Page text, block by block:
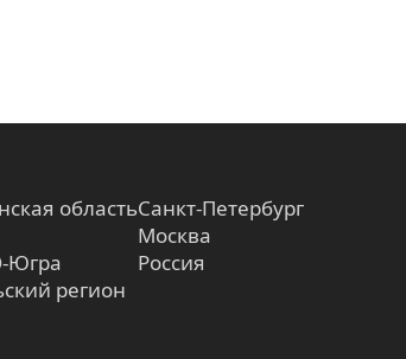
область
Югра
регион
Санкт-Петербург
Москва
Россия